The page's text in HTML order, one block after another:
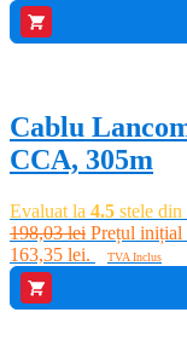
Cablu
CCA, 305m
Evaluat la 4.5 stele din
198,03lei Prețul inițial
163,35 lei.
TVA Inclus